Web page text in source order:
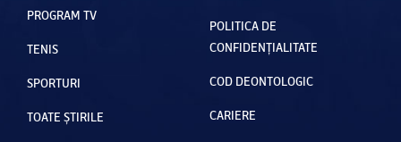
PROGRAM TV
TENIS
SPORTURI
TOATE ȘTIRILE
POLITICA DE
CONFIDENȚIALITATE
COD DEONTOLOGIC
CARIERE